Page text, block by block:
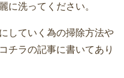
に洗ってください。
していく為の掃除方法や
チラの記事に書いてあり